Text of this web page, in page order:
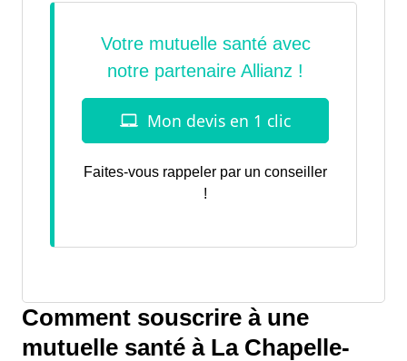
Faites-vous rappeler par un conseiller
!
Comment souscrire à une
mutuelle santé à La Chapelle-